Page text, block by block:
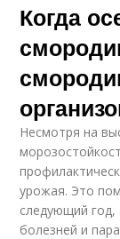
Когда
Несмотря на
урожая. Это
следующий
болезней и